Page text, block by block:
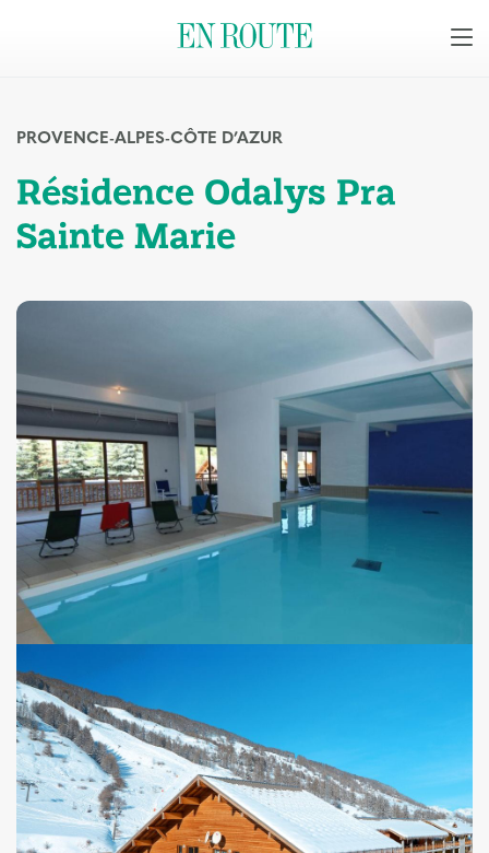
PROVENCE-ALPES-CÔTE D’AZUR
Résidence Odalys Pra
Sainte Marie